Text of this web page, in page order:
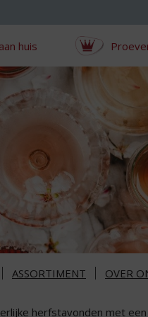
huis
ASSORTIMENT OVER
herfstavonden met